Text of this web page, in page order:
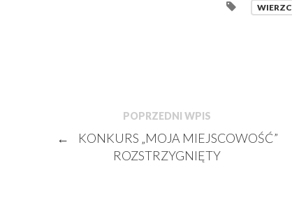
POPRZEDNI WPIS
←
KONKURS „MOJA MIEJSCOWOŚĆ”
ROZSTRZYGNIĘTY